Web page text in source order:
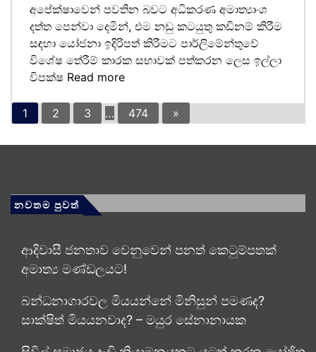
අපේක්ෂාවෙන් පවතින බවට අධිකරණ අමාත්‍යාංශ
දත්ත පෙන්වා දෙමින්, එම නඩු කටයුතු කඩිනම් කිරීම
සඳහා යෝජනා ඉදිරිපත් කිරීමට පාර්ලිමේන්තුවේ
විශේෂ තේරීම් කාරක සභාවක් පත්කරන ලෙස ඉල්ලා
විපක්ෂ Read more
1 2 3 … 474 »
නවතම පුවත්
ආදිවාසී ජනතාව වෙනුවෙන් පනත් කෙටුම්පතක්
අමාත්‍ය මණ්ඩලයට!
බන්ධනාගාරවල මියයන්නේ මිනිසුන් පමණද?
සාක්ෂිත් මියයනවාද? – මයුර සේනානායක